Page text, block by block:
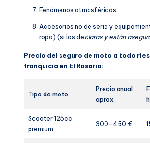
Fenómenos atmosféricos
Accesorios no de serie y
ropa) (si los declaras y están
Precio del seguro de moto a todo
franquicia en El Rosario:
Tipo de moto
Precio anual
aprox.
Scooter 125cc
premium
300–450 €